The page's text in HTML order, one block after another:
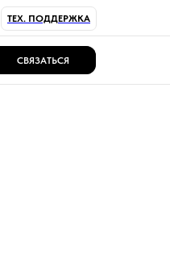
ТЕХ. ПОДДЕРЖКА
СВЯЗАТЬСЯ